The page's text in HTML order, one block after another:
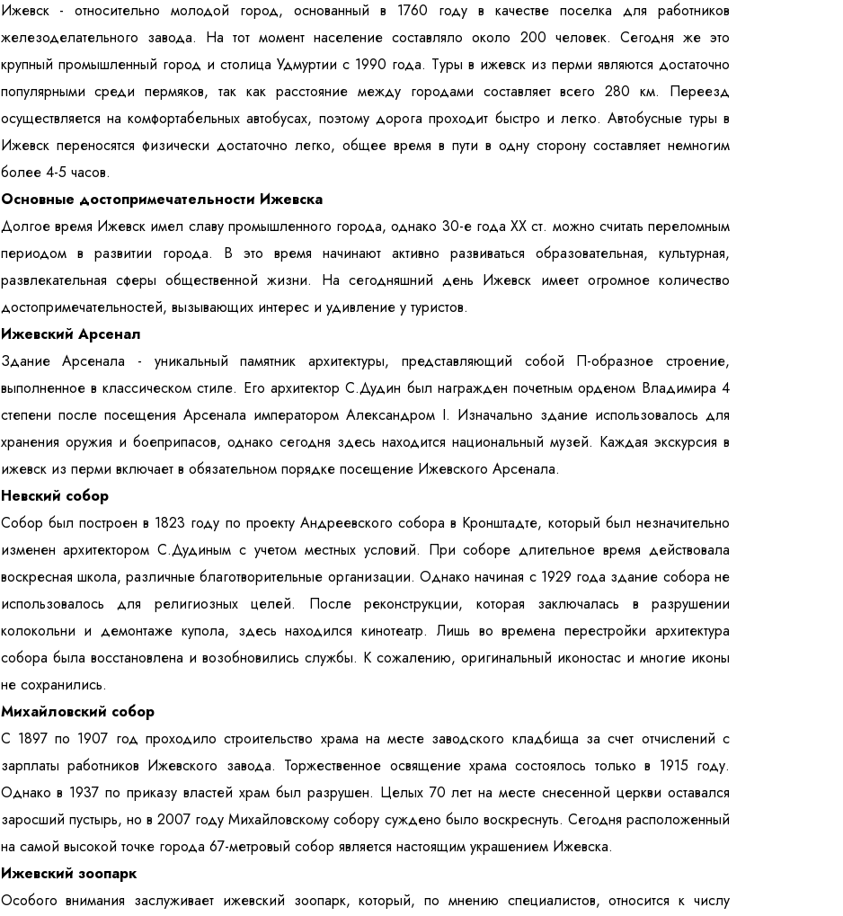
Ижевск - относительно молодой город, основанный в 1760 году в качестве поселка для работников
железоделательного завода. На тот момент население составляло около 200 человек. Сегодня же это
крупный промышленный город и столица Удмуртии с 1990 года. Туры в ижевск из перми являются достаточно
популярными среди пермяков, так как расстояние между городами составляет всего 280 км. Переезд
осуществляется на комфортабельных автобусах, поэтому дорога проходит быстро и легко. Автобусные туры в
Ижевск переносятся физически достаточно легко, общее время в пути в одну сторону составляет немногим
более 4-5 часов.
Основные достопримечательности Ижевска
Долгое время Ижевск имел славу промышленного города, однако 30-е года ХХ ст. можно считать переломным
периодом в развитии города. В это время начинают активно развиваться образовательная, культурная,
развлекательная сферы общественной жизни. На сегодняшний день Ижевск имеет огромное количество
достопримечательностей, вызывающих интерес и удивление у туристов.
Ижевский Арсенал
Здание Арсенала - уникальный памятник архитектуры, представляющий собой П-образное строение,
выполненное в классическом стиле. Его архитектор С.Дудин был награжден почетным орденом Владимира 4
степени после посещения Арсенала императором Александром I. Изначально здание использовалось для
хранения оружия и боеприпасов, однако сегодня здесь находится национальный музей. Каждая экскурсия в
ижевск из перми включает в обязательном порядке посещение Ижевского Арсенала.
Невский собор
Собор был построен в 1823 году по проекту Андреевского собора в Кронштадте, который был незначительно
изменен архитектором С.Дудиным с учетом местных условий. При соборе длительное время действовала
воскресная школа, различные благотворительные организации. Однако начиная с 1929 года здание собора не
использовалось для религиозных целей. После реконструкции, которая заключалась в разрушении
колокольни и демонтаже купола, здесь находился кинотеатр. Лишь во времена перестройки архитектура
собора была восстановлена и возобновились службы. К сожалению, оригинальный иконостас и многие иконы
не сохранились.
Михайловский собор
С 1897 по 1907 год проходило строительство храма на месте заводского кладбища за счет отчислений с
зарплаты работников Ижевского завода. Торжественное освящение храма состоялось только в 1915 году.
Однако в 1937 по приказу властей храм был разрушен. Целых 70 лет на месте снесенной церкви оставался
заросший пустырь, но в 2007 году Михайловскому собору суждено было воскреснуть. Сегодня расположенный
на самой высокой точке города 67-метровый собор является настоящим украшением Ижевска.
Ижевский зоопарк
Особого внимания заслуживает ижевский зоопарк, который, по мнению специалистов, относится к числу